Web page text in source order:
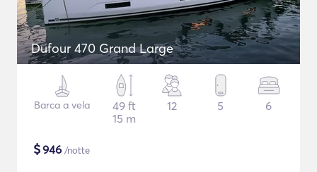
Dufour 470 Grand Large
Barca a vela
49 ft
15 m
12 5 6
$946 /notte